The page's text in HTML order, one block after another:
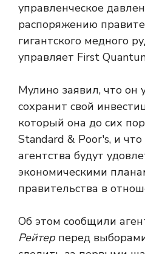
управленческое
распоряжению
гигантского медного
управляет First
Мулино заявил, что он
сохранит свой
который она до сих
Standard & Poor's, и
агентства будут
экономическими
правительства в
Об этом сообщили
Рейтер перед